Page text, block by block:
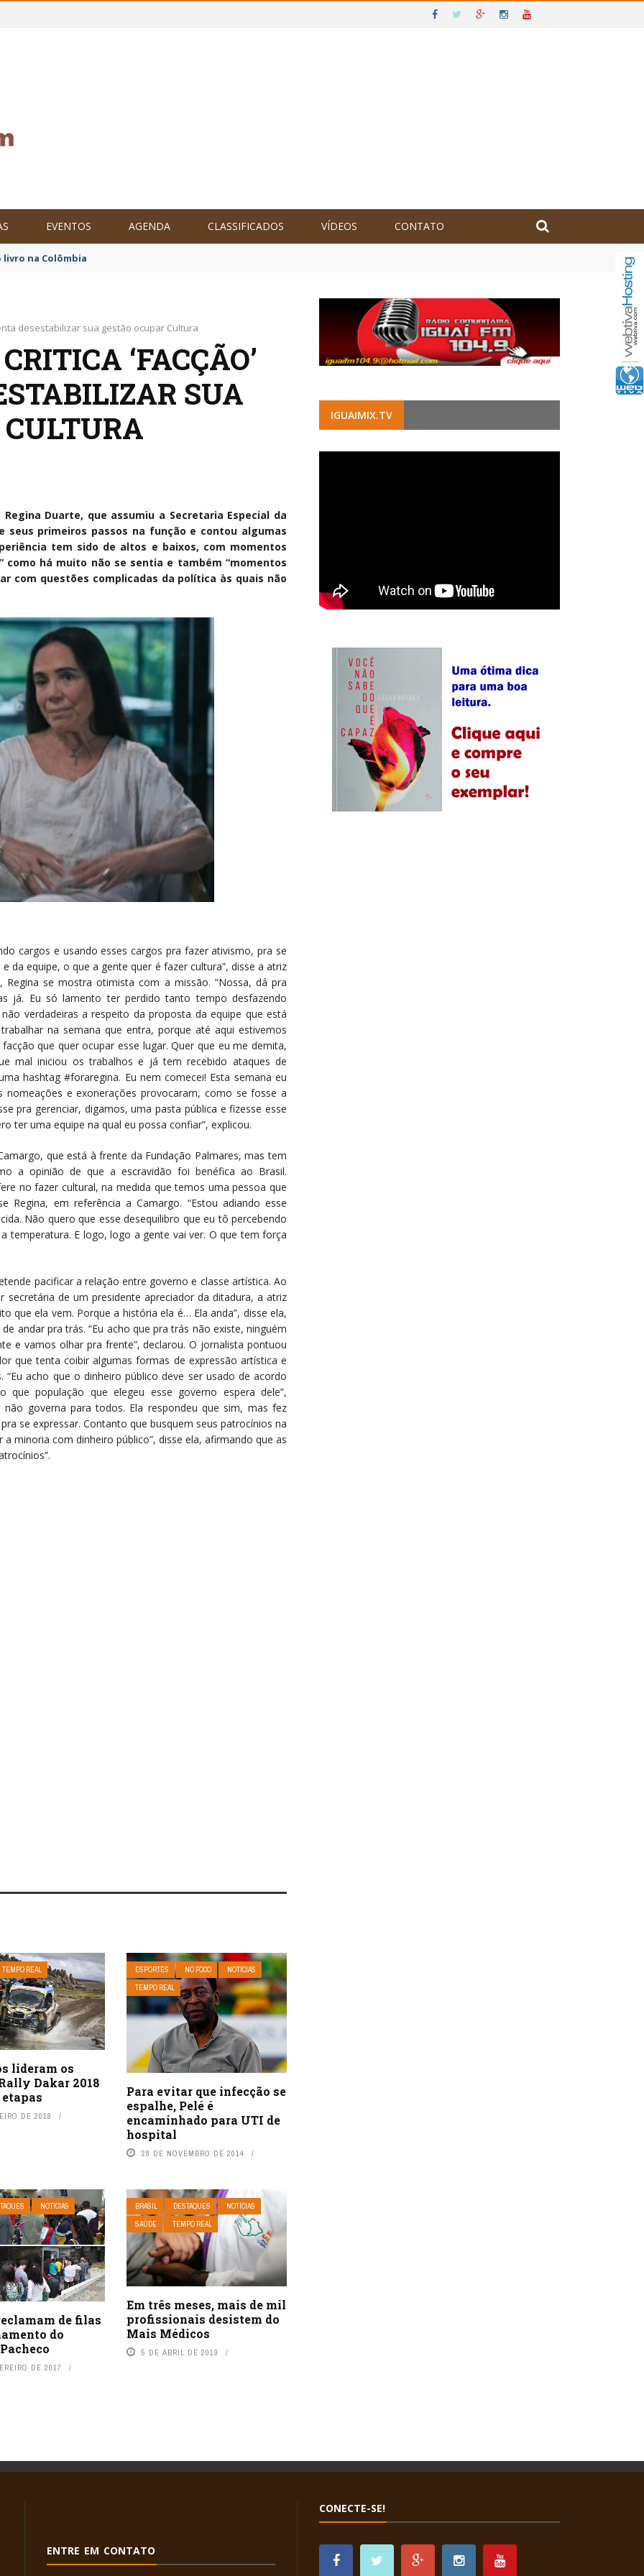
EVENTOS AGENDA CLASSIFICADOS VÍDEOS CONTATO
o Brasil no XXIV Parlamento Internacional de Escritores, na Colômbia
desestabilizar sua gestão ocupar Cultura
‘FACÇÃO’
SUA
CULTURA
Duarte, que assumiu a Secretaria Especial da
seus primeiros passos na função e contou algumas
tem sido de altos e baixos, com momentos
como há muito não se sentia e também “momentos
com questões complicadas da política às quais não
cargos e usando esses cargos pra fazer ativismo, pra se
da equipe, o que a gente quer é fazer cultura”, disse a atriz
Regina se mostra otimista com a missão. “Nossa, dá pra
já. Eu só lamento ter perdido tanto tempo desfazendo
verdadeiras a respeito da proposta da equipe que está
na semana que entra, porque até aqui estivemos
que quer ocupar esse lugar. Quer que eu me demita,
mal iniciou os trabalhos e já tem recebido ataques de
hashtag #foraregina. Eu nem comecei! Esta semana eu
nomeações e exonerações provocaram, como se fosse a
pra gerenciar, digamos, uma pasta pública e fizesse esse
ter uma equipe na qual eu possa confiar”, explicou.
que está à frente da Fundação Palmares, mas tem
a opinião de que a escravidão foi benéfica ao Brasil.
no fazer cultural, na medida que temos uma pessoa que
Regina, em referência a Camargo. “Estou adiando esse
Não quero que esse desequilibro que eu tô percebendo
temperatura. E logo, logo a gente vai ver. O que tem força
pacificar a relação entre governo e classe artística. Ao
de um presidente apreciador da ditadura, a atriz
que ela vem. Porque a história ela é… Ela anda”, disse ela,
andar pra trás. “Eu acho que pra trás não existe, ninguém
e vamos olhar pra frente”, declarou. O jornalista pontuou
que tenta coibir algumas formas de expressão artística e
acho que o dinheiro público deve ser usado de acordo
população que elegeu esse governo espera dele”,
governa para todos. Ela respondeu que sim, mas fez
se expressar. Contanto que busquem seus patrocínios na
minoria com dinheiro público”, disse ela, afirmando que as
TEMPO REAL
lideram os
Dakar 2018
DE 2018
ESPORTES NO FOCO
NOTÍCIAS
TEMPO REAL
Para evitar que infecção se
espalhe, Pelé é
encaminhado para UTI de
hospital
28 DE NOVEMBRO DE 2014
NOTÍCIAS
de filas
do
DE 2017
BRASIL DESTAQUES
NOTÍCIAS
SAÚDE
TEMPO REAL
Em três meses, mais de mil
profissionais desistem do
Mais Médicos
5 DE ABRIL DE 2019
IGUAIMIX.TV
ENTRE EM CONTATO
CONECTE-SE!